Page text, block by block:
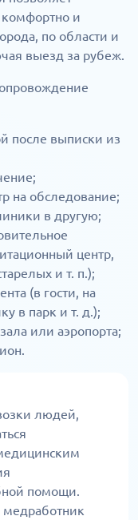
комфортно и
по области и
выезд за рубеж.
после выписки из
на обследование;
в другую;
центр,
и т. п.);
(в гости, на
в парк и т. д.);
или аэропорта;
людей,
помощи.